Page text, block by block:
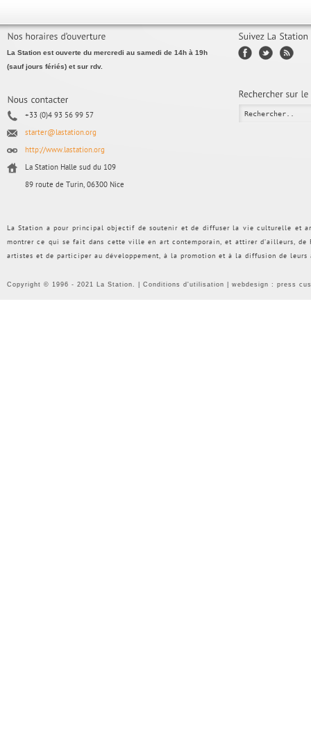
La Station est ouverte du mercredi au samedi de 14h à 19h
(sauf jours fériés) et sur rdv.
+33 (0)4 93 56 99 57
starter@lastation.org
http://www.lastation.org
La Station Halle sud du 109
89 route de Turin, 06300 Nice
La Station a pour principal objectif de soutenir et de diffuser la vie culturelle et
montrer ce qui se fait dans cette ville en art contemporain, et attirer d’ailleurs, de
artistes et de participer au développement, à la promotion et à la diffusion de
Copyright © 1996 - 2021 La Station. | Conditions d'utilisation | webdesign : press